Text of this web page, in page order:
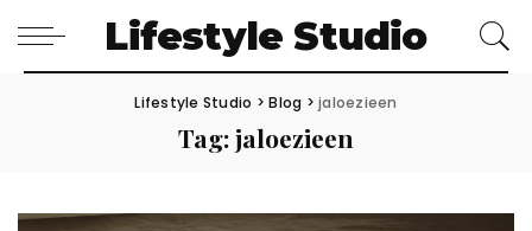
Lifestyle Studio
Lifestyle Studio >Blog >jaloezieen
Tag:jaloezieen